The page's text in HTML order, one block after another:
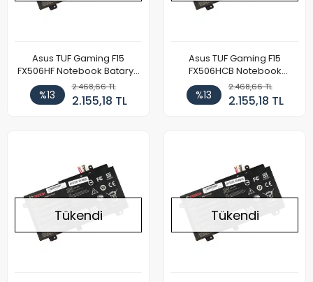
Asus TUF Gaming F15
FX506HF Notebook Batarya
Pil
%13
2.468,66 TL
2.155,18 TL
Asus TUF Gaming F15
FX506HCB Notebook
Batarya Pil
%13
2.468,66 TL
2.155,18 TL
Tükendi Tükendi